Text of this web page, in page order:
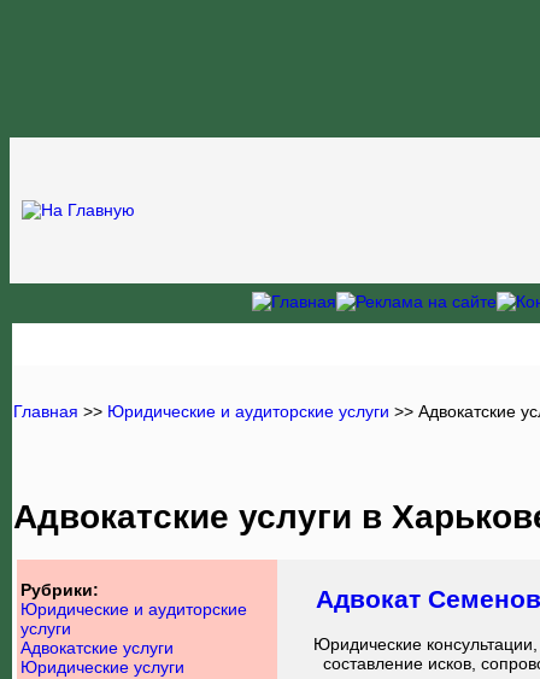
Главная >> Юридические и аудиторские услуги >> Адвокатские
Адвокатские услуги в
Рубрики:
Юридические и аудиторские
услуги
Адвокатские услуги
Юридические услуги
Адвокат
Юридические
составление исков,